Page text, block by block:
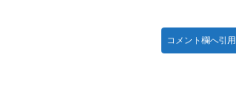
せに高給だけ毟り取った結果……
コメント欄へ引用